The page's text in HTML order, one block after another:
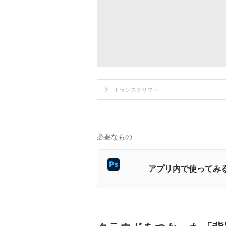
トランスクリプト
必要なもの
アプリ内で使ってみ